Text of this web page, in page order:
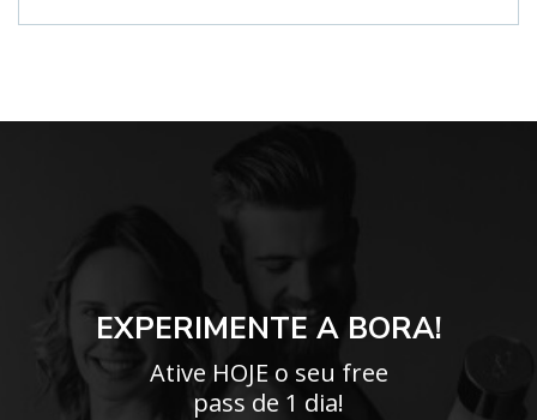
EXPERIMENTE A BORA!
Ative HOJE o seu free
pass de 1 dia!